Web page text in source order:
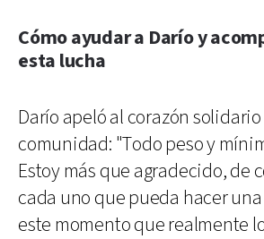
Cómo ayudar a Darío y
esta lucha
Darío apeló al corazón
comunidad: "Todo peso y
Estoy más que agradecido, de
cada uno que pueda hacer
este momento que realmente